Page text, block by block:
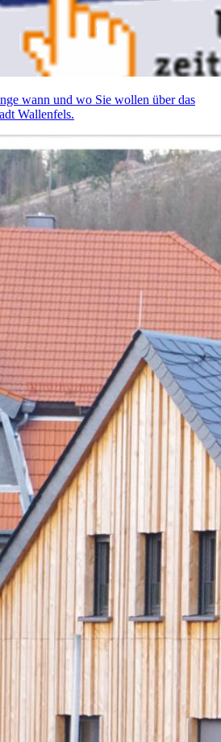
wann und wo Sie wollen über das
Wallenfels.